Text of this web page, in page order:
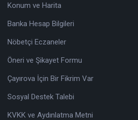
Konum ve Harita
Banka Hesap Bilgileri
Nöbetçi Eczaneler
Öneri ve Şikayet Formu
Çayırova İçin Bir Fikrim Var
Sosyal Destek Talebi
KVKK ve Aydınlatma Metni